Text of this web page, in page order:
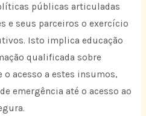
públicas articuladas
e seus parceiros o exercício
Isto implica educação
qualificada sobre
acesso a estes insumos,
emergência até o acesso ao